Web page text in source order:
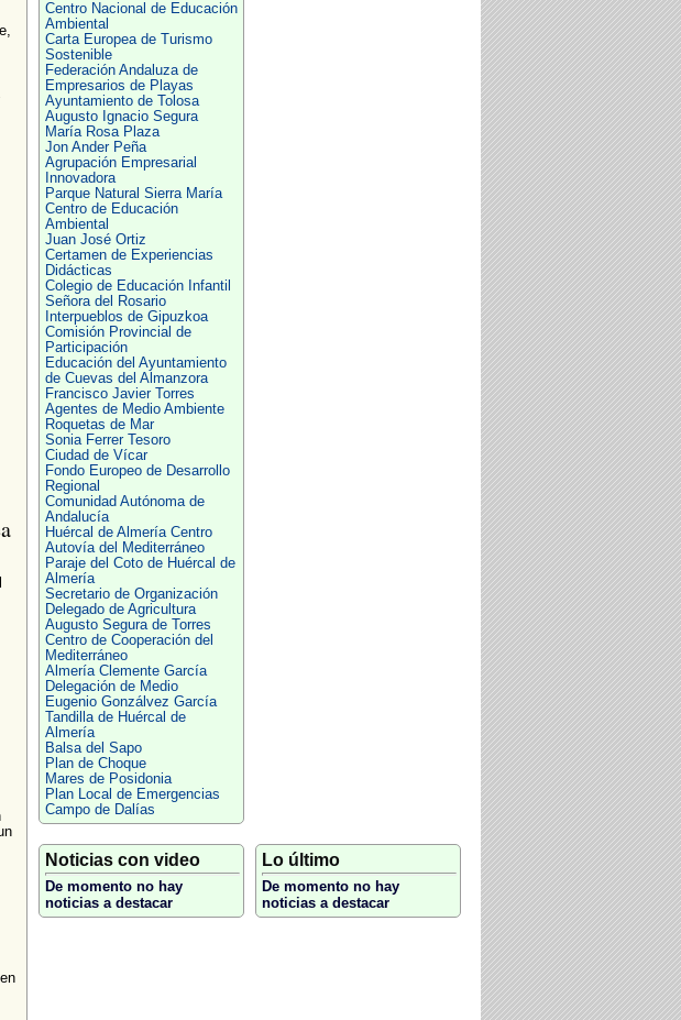
Centro Nacional de Educación
Ambiental
Carta Europea de Turismo
Sostenible
Federación Andaluza de
Empresarios de Playas
Ayuntamiento de Tolosa
Augusto Ignacio Segura
María Rosa Plaza
Jon Ander Peña
Agrupación Empresarial
Innovadora
Parque Natural Sierra María
Centro de Educación
Ambiental
Juan José Ortiz
Certamen de Experiencias
Didácticas
Colegio de Educación Infantil
Señora del Rosario
Interpueblos de Gipuzkoa
Comisión Provincial de
Participación
Educación del Ayuntamiento
de Cuevas del Almanzora
Francisco Javier Torres
Agentes de Medio Ambiente
Roquetas de Mar
Sonia Ferrer Tesoro
Ciudad de Vícar
Fondo Europeo de Desarrollo
Regional
Comunidad Autónoma de
Andalucía
Huércal de Almería Centro
Autovía del Mediterráneo
Paraje del Coto de Huércal de
Almería
Secretario de Organización
Delegado de Agricultura
Augusto Segura de Torres
Centro de Cooperación del
Mediterráneo
Almería Clemente García
Delegación de Medio
Eugenio Gonzálvez García
Tandilla de Huércal de
Almería
Balsa del Sapo
Plan de Choque
Mares de Posidonia
Plan Local de Emergencias
Campo de Dalías
Noticias con video
De momento no hay
noticias a destacar
Lo último
De momento no hay
noticias a destacar